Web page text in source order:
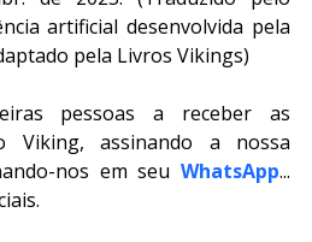
artificial desenvolvida pela
pela Livros Vikings)
pessoas a receber as
Viking, assinando a nossa
nos em seu WhatsApp...